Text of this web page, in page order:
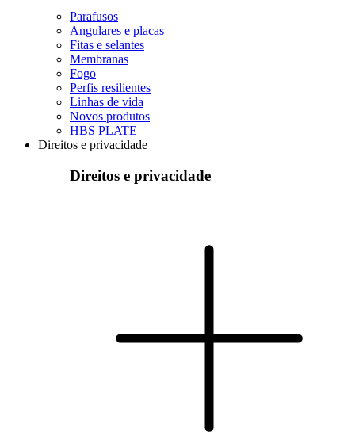
Parafusos
Angulares e placas
Fitas e selantes
Membranas
Fogo
Perfis resilientes
Linhas de vida
Novos produtos
HBS PLATE
Direitos e privacidade
Direitos e privacidade